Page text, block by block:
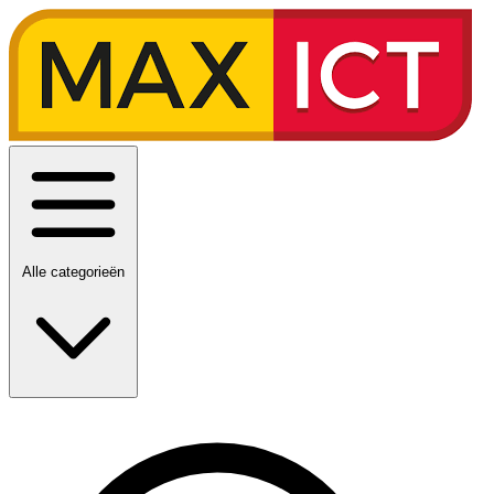
Alle categorieën